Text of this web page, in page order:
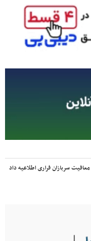
سربازان فراری اطلاعیه داد